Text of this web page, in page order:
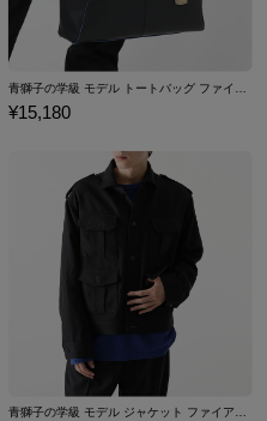
¥15,180
青獅子の学級 モデル ジャケット ファイアーエムブレム 風花雪月